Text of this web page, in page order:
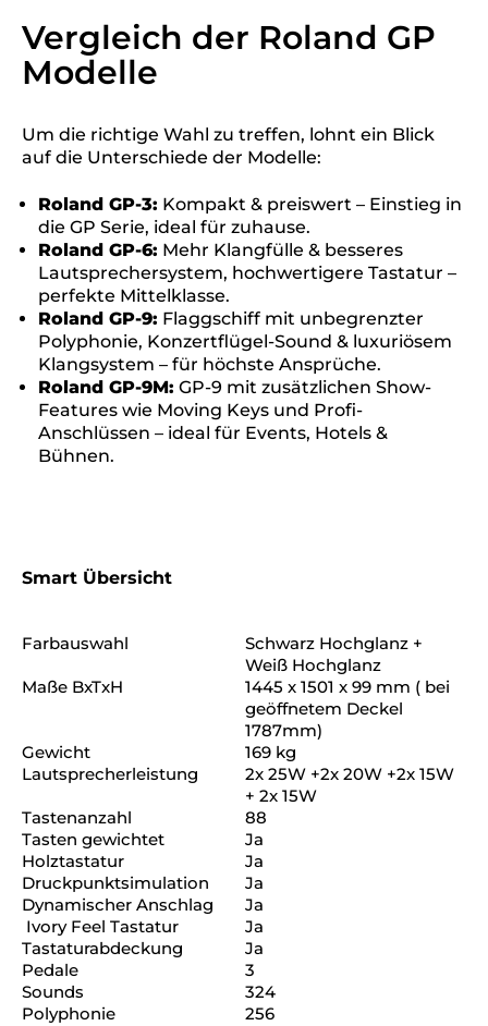
Vergleich der Roland GP
Modelle
Um die richtige Wahl zu treffen, lohnt ein Blick
auf die Unterschiede der Modelle:
Roland GP-3: Kompakt & preiswert – Einstieg in
die GP Serie, ideal für zuhause.
Roland GP-6: Mehr Klangfülle & besseres
Lautsprechersystem, hochwertigere Tastatur –
perfekte Mittelklasse.
Roland GP-9: Flaggschiff mit unbegrenzter
Polyphonie, Konzertflügel-Sound & luxuriösem
Klangsystem – für höchste Ansprüche.
Roland GP-9M: GP-9 mit zusätzlichen Show-
Features wie Moving Keys und Profi-
Anschlüssen – ideal für Events, Hotels &
Bühnen.
Smart Übersicht
Farbauswahl
Schwarz Hochglanz +
Weiß Hochglanz
Maße BxTxH
1445 x 1501 x 99 mm ( bei
geöffnetem Deckel
1787mm)
Gewicht
169 kg
Lautsprecherleistung
2x 25W +2x 20W +2x 15W
+ 2x 15W
Tastenanzahl
88
Tasten gewichtet
Ja
Holztastatur
Ja
Druckpunktsimulation
Ja
Dynamischer Anschlag
Ja
Ivory Feel Tastatur
Ja
Tastaturabdeckung
Ja
Pedale
3
Sounds
324
Polyphonie
256